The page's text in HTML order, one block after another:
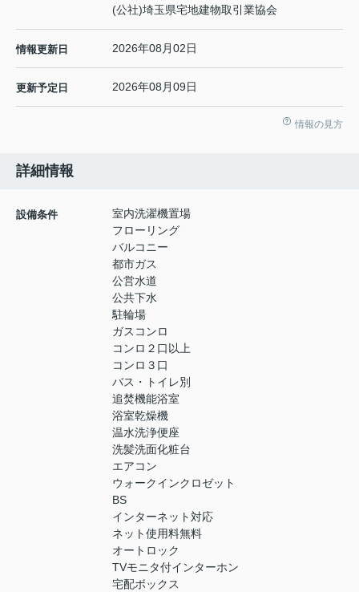
(公社)埼玉県宅地建物取引業協会
情報更新日 2026年08月02日
更新予定日 2026年08月09日
情報の見方
詳細情報
設備条件
室内洗濯機置場
フローリング
バルコニー
都市ガス
公営水道
公共下水
駐輪場
ガスコンロ
コンロ２口以上
コンロ３口
バス・トイレ別
追焚機能浴室
浴室乾燥機
温水洗浄便座
洗髪洗面化粧台
エアコン
ウォークインクロゼット
BS
インターネット対応
ネット使用料無料
オートロック
TVモニタ付インターホン
宅配ボックス